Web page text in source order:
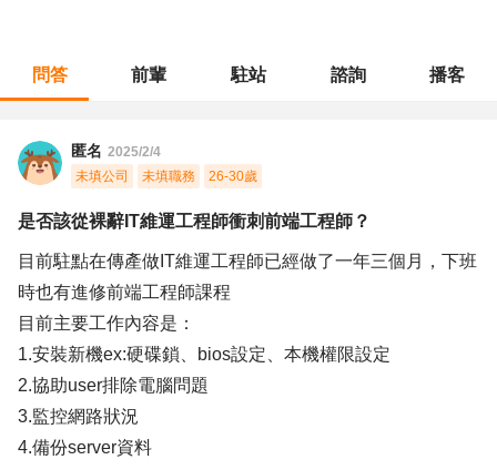
問答 前輩 駐站 諮詢 播客
匿名 2025/2/4
未填公司
未填職務 26-30歲
是否該從裸辭IT維運工程師衝刺前端工程師？
目前駐點在傳產做IT維運工程師已經做了一年三個月，下班
時也有進修前端工程師課程
目前主要工作內容是：
1.安裝新機ex:硬碟鎖、bios設定、本機權限設定
2.協助user排除電腦問題
3.監控網路狀況
4.備份server資料